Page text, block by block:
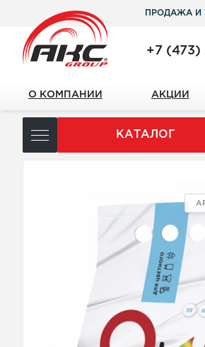
ПРОДАЖА И
+7 (473)
О КОМПАНИИ АКЦИИ
КАТАЛОГ